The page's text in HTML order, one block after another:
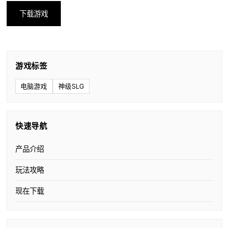
下载游戏
游戏标签
电脑游戏 神级SLG
快速导航
产品介绍
玩法攻略
现在下载